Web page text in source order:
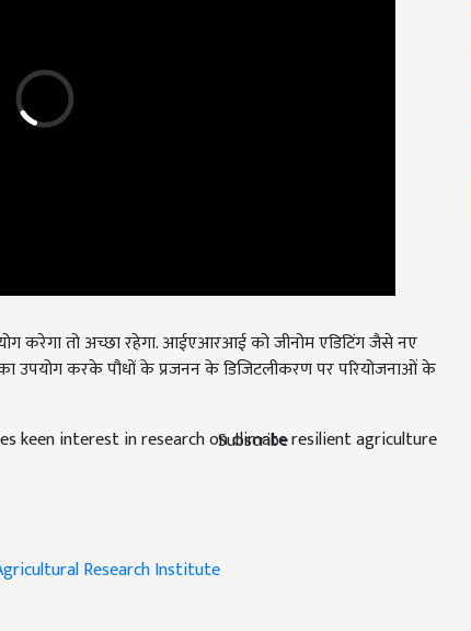
Subscribe
उपयोग करके पौधों के प्रजनन के डिजिटलीकरण पर परियोजनाओं के